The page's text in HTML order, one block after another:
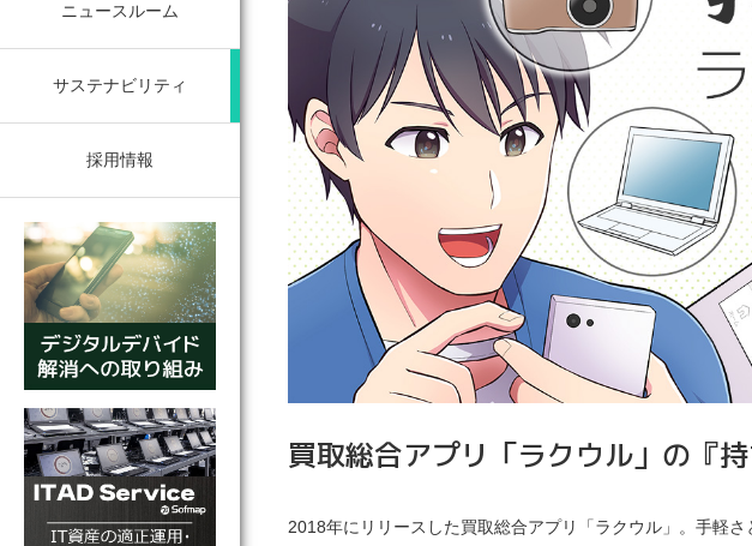
ニュースルーム
サステナビリティ
採用情報
買取総合アプリ「ラクウル」の『
2018年にリリースした買取総合アプリ「ラクウル」。手軽